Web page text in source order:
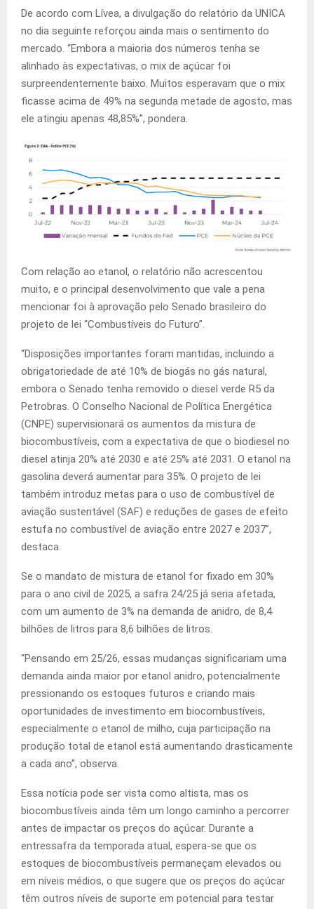
De acordo com Lívea, a divulgação do relatório da UNICA
no dia seguinte reforçou ainda mais o sentimento do
mercado. “Embora a maioria dos números tenha se
alinhado às expectativas, o mix de açúcar foi
surpreendentemente baixo. Muitos esperavam que o mix
ficasse acima de 49% na segunda metade de agosto, mas
ele atingiu apenas 48,85%”, pondera.
Com relação ao etanol, o relatório não acrescentou
muito, e o principal desenvolvimento que vale a pena
mencionar foi à aprovação pelo Senado brasileiro do
projeto de lei “Combustíveis do Futuro”.
“Disposições importantes foram mantidas, incluindo a
obrigatoriedade de até 10% de biogás no gás natural,
embora o Senado tenha removido o diesel verde R5 da
Petrobras. O Conselho Nacional de Política Energética
(CNPE) supervisionará os aumentos da mistura de
biocombustíveis, com a expectativa de que o biodiesel no
diesel atinja 20% até 2030 e até 25% até 2031. O etanol na
gasolina deverá aumentar para 35%. O projeto de lei
também introduz metas para o uso de combustível de
aviação sustentável (SAF) e reduções de gases de efeito
estufa no combustível de aviação entre 2027 e 2037”,
destaca.
Se o mandato de mistura de etanol for fixado em 30%
para o ano civil de 2025, a safra 24/25 já seria afetada,
com um aumento de 3% na demanda de anidro, de 8,4
bilhões de litros para 8,6 bilhões de litros.
“Pensando em 25/26, essas mudanças significariam uma
demanda ainda maior por etanol anidro, potencialmente
pressionando os estoques futuros e criando mais
oportunidades de investimento em biocombustíveis,
especialmente o etanol de milho, cuja participação na
produção total de etanol está aumentando drasticamente
a cada ano”, observa.
Essa notícia pode ser vista como altista, mas os
biocombustíveis ainda têm um longo caminho a percorrer
antes de impactar os preços do açúcar. Durante a
entressafra da temporada atual, espera-se que os
estoques de biocombustíveis permaneçam elevados ou
em níveis médios, o que sugere que os preços do açúcar
têm outros níveis de suporte em potencial para testar